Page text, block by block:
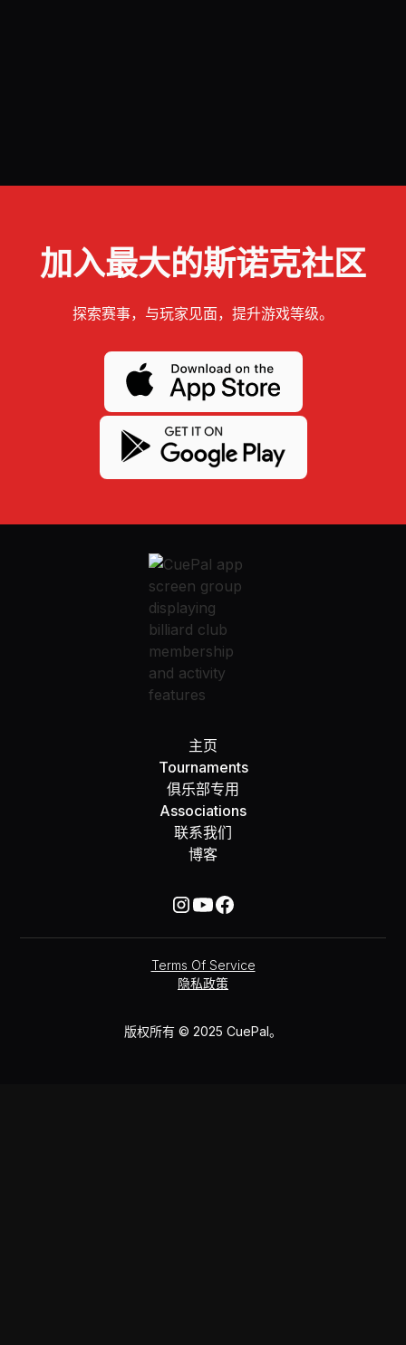
加入最大的斯诺克社区
探索赛事，与玩家见面，提升游戏等级。
主页
Tournaments
俱乐部专用
Associations
联系我们
博客
版权所有 © 2025 CuePal。
隐私政策
Terms Of Service